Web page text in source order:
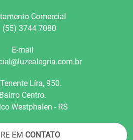
Comercial
(55) 3744 7080
E-mail
Líra, 950.
Bairro Centro.
Westphalen - RS
EM CONTATO